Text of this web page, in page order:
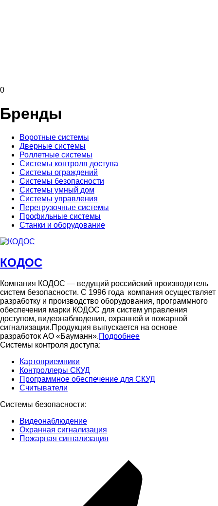
0
Бренды
Воротные системы
Дверные системы
Роллетные системы
Системы контроля доступа
Системы ограждений
Системы безопасности
Системы умный дом
Системы управления
Перегрузочные системы
Профильные системы
Станки и оборудование
КОДОС
Компания КОДОС — ведущий российский производитель
систем безопасности. С 1996 года компания осуществляет
разработку и производство оборудования, программного
обеспечения марки КОДОС для систем управления
доступом, видеонаблюдения, охранной и пожарной
сигнализации.Продукция выпускается на основе
разработок АО «Бауманн».Подробнее
Системы контроля доступа:
Картоприемники
Контроллеры СКУД
Программное обеспечение для СКУД
Считыватели
Системы безопасности:
Видеонаблюдение
Охранная сигнализация
Пожарная сигнализация